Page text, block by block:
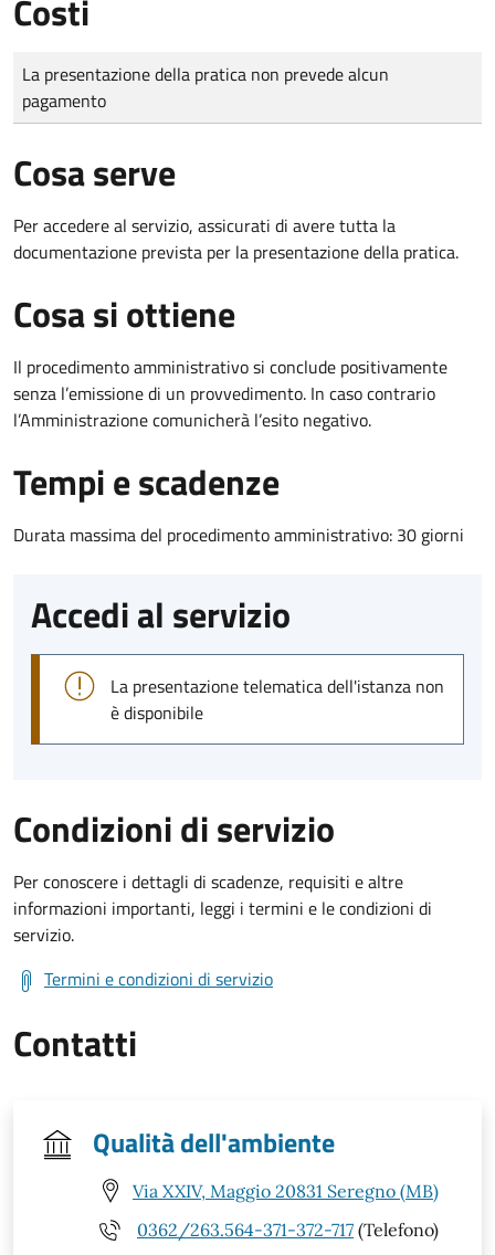
Costi
Tipo di pagamento
Importo
La presentazione della pratica non prevede alcun
pagamento
Cosa serve
Per accedere al servizio, assicurati di avere tutta la
documentazione prevista per la presentazione della pratica.
Cosa si ottiene
Il procedimento amministrativo si conclude positivamente
senza l’emissione di un provvedimento. In caso contrario
l’Amministrazione comunicherà l’esito negativo.
Tempi e scadenze
Durata massima del procedimento amministrativo: 30 giorni
Accedi al servizio
La presentazione telematica dell'istanza non
è disponibile
Condizioni di servizio
Per conoscere i dettagli di scadenze, requisiti e altre
informazioni importanti, leggi i termini e le condizioni di
servizio.
Termini e condizioni di servizio
Contatti
Qualità dell'ambiente
Via XXIV, Maggio 20831 Seregno (MB)
0362/263.564-371-372-717 (Telefono)